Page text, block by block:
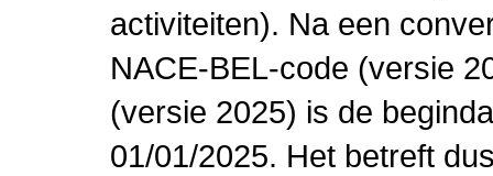
activiteiten). Na een
NACE-BEL-code (versie
(versie 2025) is de
01/01/2025. Het betreft